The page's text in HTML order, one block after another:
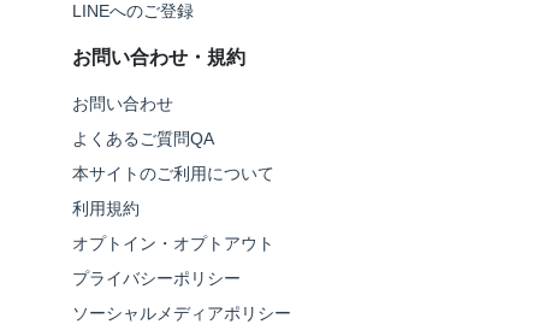
LINEへのご登録
お問い合わせ・規約
お問い合わせ
よくあるご質問QA
本サイトのご利用について
利用規約
オプトイン・オプトアウト
プライバシーポリシー
ソーシャルメディアポリシー